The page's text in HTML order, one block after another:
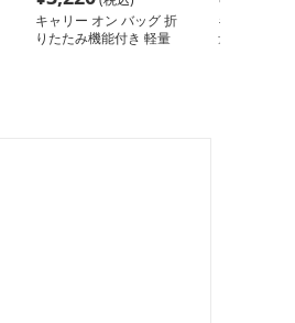
キャリー オン バッグ 折
りたたみ機能付き 軽量
キャリー オ
量折りたた